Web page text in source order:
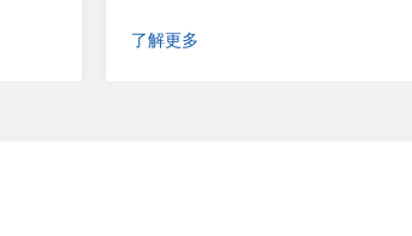
浆中
接轴
好，抗冲击，耐磨，耐酸碱腐蚀及生产
了解更多